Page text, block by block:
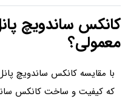
کانکس ساندویچ
معمولی؟
با مقایسه کانکس ساندویچ
که کیفیت و ساخت کانکس